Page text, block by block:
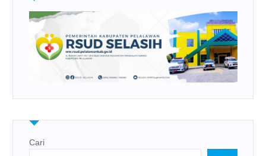
Cari